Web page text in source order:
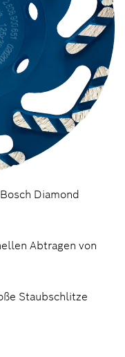
Diamond
Abtragen von
Staubschlitze